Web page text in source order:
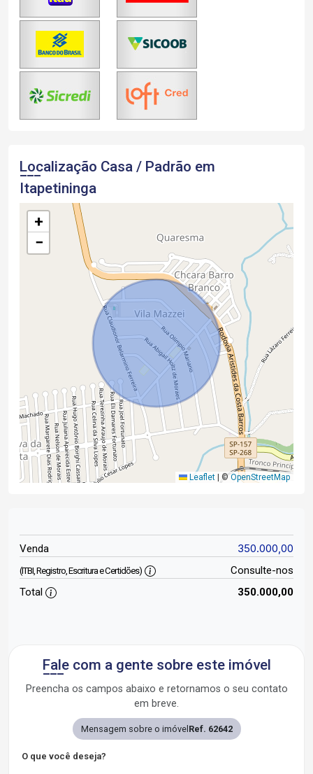
Localização Casa / Padrão em
Itapetininga
+
−
Leaflet ©OpenStreetMap
Venda 350.000,00
(ITBI, Registro, Escritura e Certidões)
Consulte-nos
Total
350.000,00
Fale com a gente sobre este imóvel
Preencha os campos abaixo e retornamos o seu contato
em breve.
Mensagem sobre o imóvel Ref. 62642
O que você deseja?